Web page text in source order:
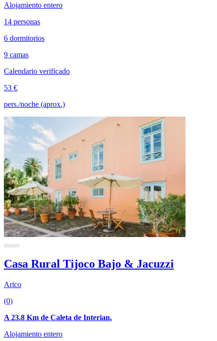
Alojamiento entero
14 personas
6 dormitorios
9 camas
Calendario verificado
53 €
pers./noche (aprox.)
Casa Rural Tijoco Bajo & Jacuzzi
Arico
(0)
A 23.8 Km de Caleta de Interian.
Alojamiento entero